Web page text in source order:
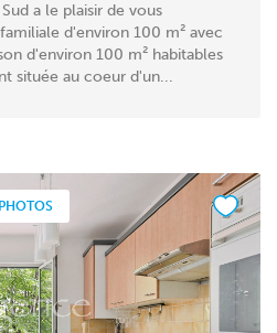
a le plaisir de vous
d'environ 100 m² avec
d'environ 100 m² habitables
située au coeur d'un...
PHOTOS